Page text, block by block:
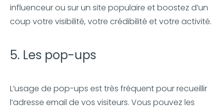
influenceur ou sur un site populaire et boostez d’un
coup votre visibilité, votre crédibilité et votre activité.
5. Les pop-ups
L’usage de pop-ups est très fréquent pour recueillir
l’adresse email de vos visiteurs. Vous pouvez les